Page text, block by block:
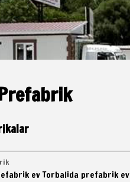
evTorbalida prefabrik ev